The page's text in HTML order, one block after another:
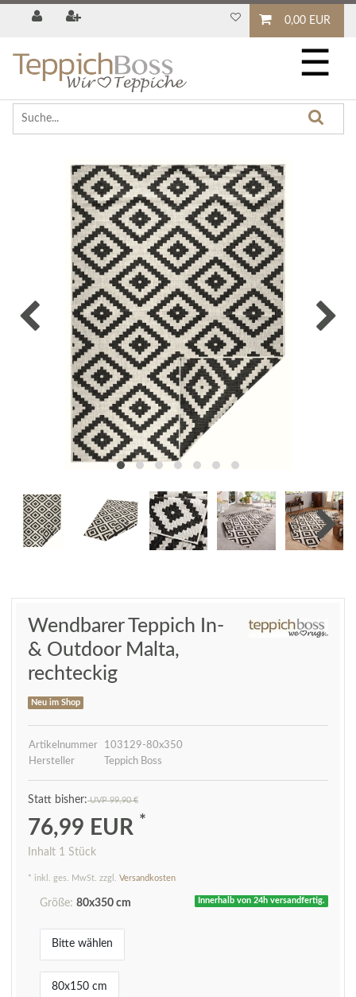
0,00 EUR
☰
Wendbarer Teppich In-
& Outdoor Malta,
rechteckig
Neu im Shop
Artikelnummer
103129-80x350
Hersteller
Teppich Boss
UVP 99,90 €
76,99 EUR *
Inhalt 1 Stück
* inkl. ges. MwSt. zzgl. Versandkosten
Innerhalb von 24h versandfertig.
Größe: 80x350 cm
Bitte wählen
80x150 cm